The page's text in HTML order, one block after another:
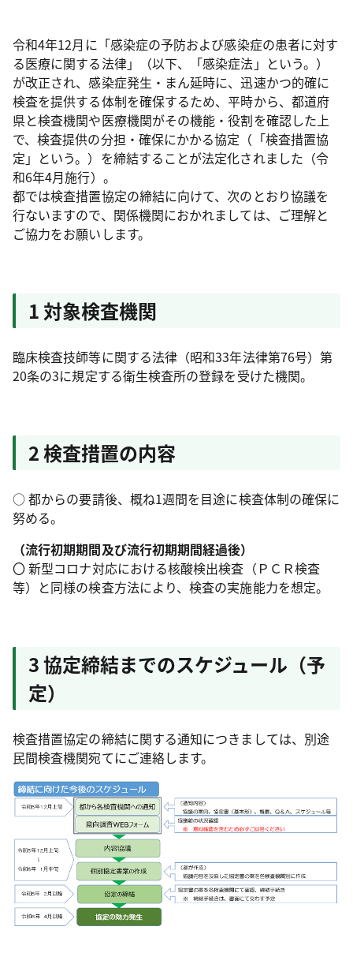
令和4年12月に「感染症の予防および感染症の患者に対す
る医療に関する法律」（以下、「感染症法」という。）
が改正され、感染症発生・まん延時に、迅速かつ的確に
検査を提供する体制を確保するため、平時から、都道府
県と検査機関や医療機関がその機能・役割を確認した上
で、検査提供の分担・確保にかかる協定（「検査措置協
定」という。）を締結することが法定化されました（令
和6年4月施行）。
都では検査措置協定の締結に向けて、次のとおり協議を
行ないますので、関係機関におかれましては、ご理解と
ご協力をお願いします。
1 対象検査機関
臨床検査技師等に関する法律（昭和33年法律第76号）第
20条の3に規定する衛生検査所の登録を受けた機関。
2 検査措置の内容
○ 都からの要請後、概ね1週間を目途に検査体制の確保に
努める。
（流行初期期間及び流行初期期間経過後）
〇 新型コロナ対応における核酸検出検査（ＰＣＲ検査
等）と同様の検査方法により、検査の実施能力を想定。
3 協定締結までのスケジュール（予
定）
検査措置協定の締結に関する通知につきましては、別途
民間検査機関宛てにご連絡します。